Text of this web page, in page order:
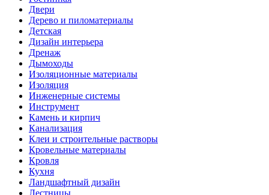
Двери
Дерево и пиломатериалы
Детская
Дизайн интерьера
Дренаж
Дымоходы
Изоляционные материалы
Изоляция
Инженерные системы
Инструмент
Камень и кирпич
Канализация
Клеи и строительные растворы
Кровельные материалы
Кровля
Кухня
Ландшафтный дизайн